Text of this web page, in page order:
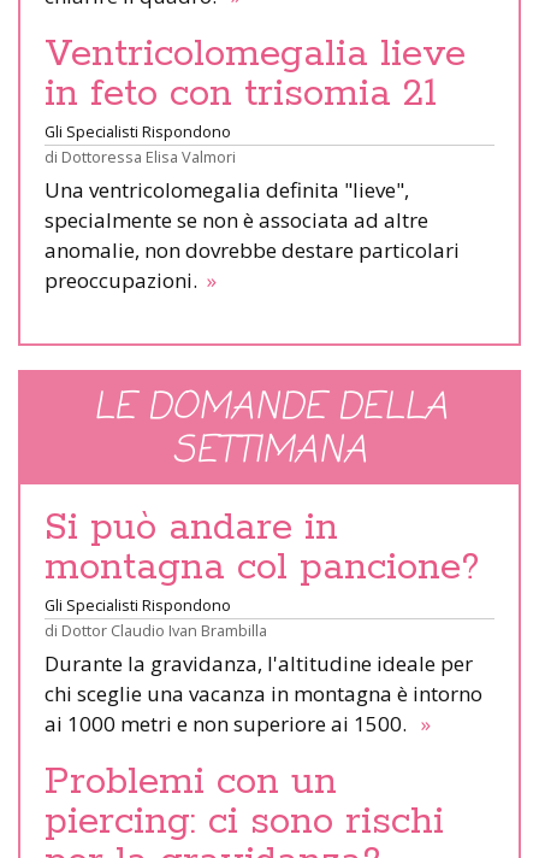
Ventricolomegalia lieve
in feto con trisomia 21
Gli Specialisti Rispondono
di Dottoressa Elisa Valmori
Una ventricolomegalia definita "lieve",
specialmente se non è associata ad altre
anomalie, non dovrebbe destare particolari
preoccupazioni. »
LE DOMANDE DELLA
SETTIMANA
Si può andare in
montagna col pancione?
Gli Specialisti Rispondono
di Dottor Claudio Ivan Brambilla
Durante la gravidanza, l'altitudine ideale per
chi sceglie una vacanza in montagna è intorno
ai 1000 metri e non superiore ai 1500. »
Problemi con un
piercing: ci sono rischi